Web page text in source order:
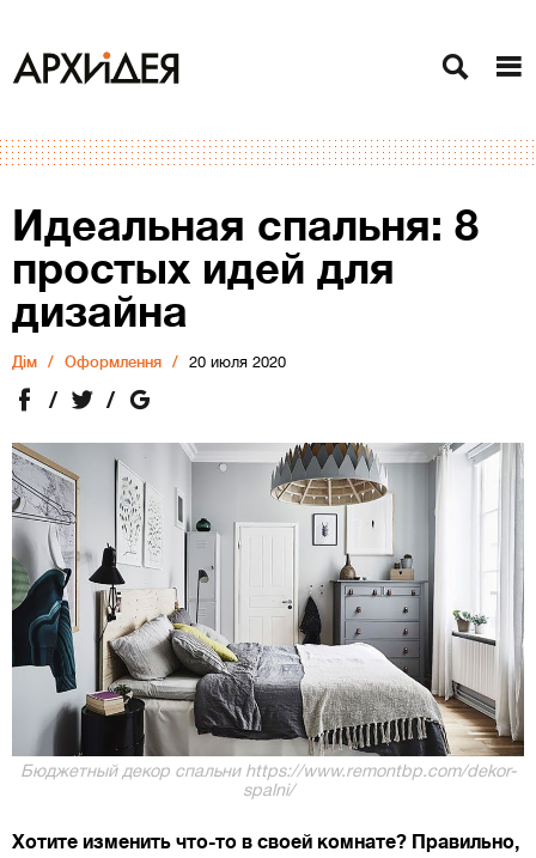
Идеальная спальня: 8
простых идей для
дизайна
Дiм Оформлення 20 июля 2020
Бюджетный декор спальни https://www.remontbp.com/dekor-
spalni/
Хотите изменить что-то в своей комнате? Правильно,